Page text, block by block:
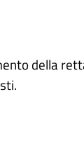
della